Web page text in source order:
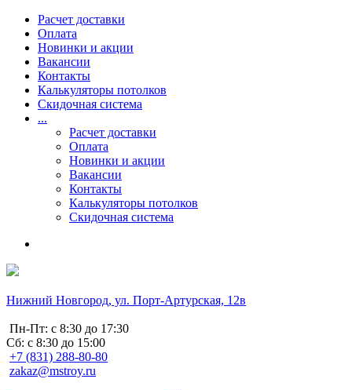
Расчет доставки
Оплата
Новинки и акции
Вакансии
Контакты
Калькуляторы потолков
Скидочная система
...
Расчет доставки
Оплата
Новинки и акции
Вакансии
Контакты
Калькуляторы потолков
Скидочная система
Нижний Новгород, ул. Порт-Артурская, 12в
Пн-Пт: с 8:30 до 17:30
Сб: с 8:30 до 15:00
+7 (831) 288-80-80
zakaz@mstroy.ru